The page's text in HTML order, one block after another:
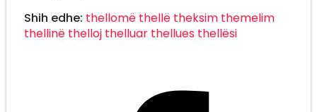
Shih edhe: thellomë thellë theksim themelim
thellinë thelloj thelluar thellues thellësi